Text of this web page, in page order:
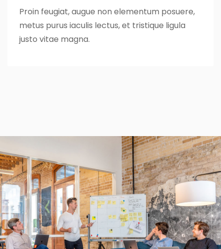
Proin feugiat, augue non elementum posuere,
metus purus iaculis lectus, et tristique ligula
justo vitae magna.